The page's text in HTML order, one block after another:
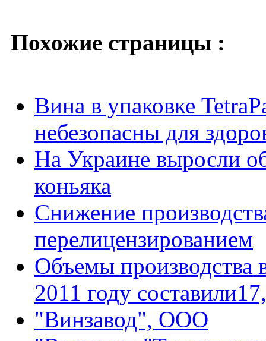
Похожие страницы :
Вина в упаковке
небезопасны для
На Украине выросли
коньяка
Снижение
перелицензированием
Объемы производства
2011 году
"Винзавод", ООО